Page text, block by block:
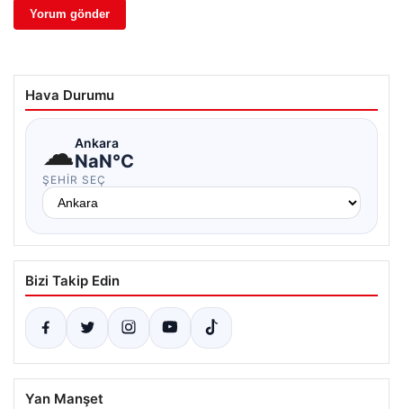
Hava Durumu
☁Ankara
NaN°C
ŞEHIR SEÇ
Bizi Takip Edin
Yan Manşet